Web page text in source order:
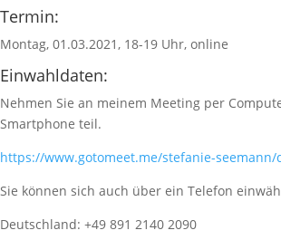
Termin:
Montag, 01.03.2021, 18-19 Uhr, online
Einwahldaten:
Nehmen Sie an meinem Meeting per
Smartphone teil.
https://www.gotomeet.me/stefanie-seemann/
Sie können sich auch über ein Telefon
Deutschland: +49 891 2140 2090